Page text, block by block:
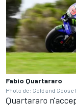
Fabio Quartararo
Photo de: Gold and
Quartararo